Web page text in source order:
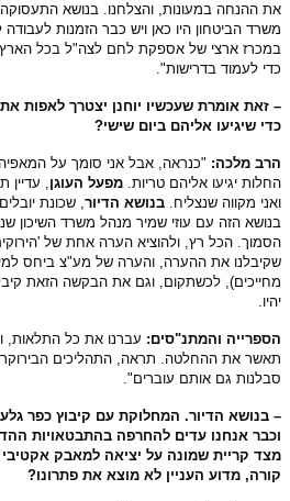
ההנחה במעונות, והצלחנו. בנושא התעסוקה
הביטחון היו כאן ויש כבר הזמנות לעבודה
ארצי של אספקת לחם לצה"ל בכל הארץ
לעמוד בדרישות".
זאת אומרת שעכשיו יוחנן יצטרך לאפות את
שיגיעו אליהם ביום שישי?
מלכה:"כנראה, אבל אני סומך על המאפיה
יגיעו אליהם טריות.מפעל העוגן, עדיין
מקווה שנצליח.בנושא הדיור, שכונת יובלים
הזה עם עוזי שמיר מנהל משרד השיכון
הכל רץ, ולהוציא הערה אחת של
את ההערה, והערה של מע"צ ביחס
לכשתקום, וגם את הבקשה הזאת קיבלנו,
והמתנ"סים:עברנו את כל התלאות,
את ההחלטה. תראה, התהליכים
גם אותם עוברים".
בנושא הדיור. המחלוקת עם קיבוץ כפר
אנחנו עדים להחרפה בהתבטאויות
קריית שמונה על יציאה למאבק אקטיבי
מדוע העניין לא מוצא את פתרונו?